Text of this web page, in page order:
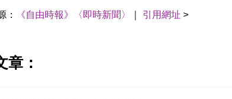
： 《自由時報》〈即時新聞〉 引用網址 >
章：